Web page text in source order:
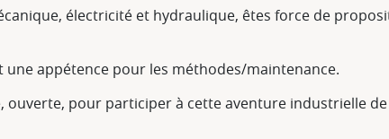
électricité et hydraulique, êtes force de
appétence pour les méthodes/maintenance.
pour participer à cette aventure industrielle